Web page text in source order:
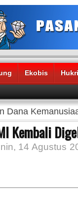
Ekobis
Dana
Kembali
14 Agustus